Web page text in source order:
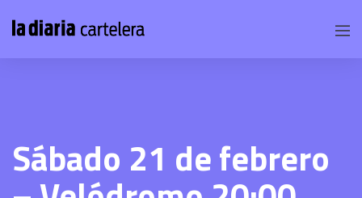
Sábado 21 de febrero